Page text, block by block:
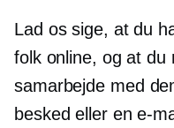
Lad os sige, at du
folk online, og at du
samarbejde med
besked eller en e-